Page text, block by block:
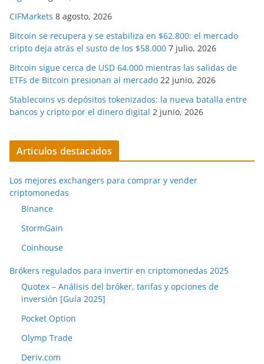
CIFMarkets 8 agosto, 2026
Bitcoin se recupera y se estabiliza en $62.800: el mercado
cripto deja atrás el susto de los $58.000 7 julio, 2026
Bitcoin sigue cerca de USD 64.000 mientras las salidas de
ETFs de Bitcoin presionan al mercado 22 junio, 2026
Stablecoins vs depósitos tokenizados: la nueva batalla entre
bancos y cripto por el dinero digital 2 junio, 2026
Articulos destacados
Los mejores exchangers para comprar y vender
criptomonedas
Binance
StormGain
Coinhouse
Brókers regulados para invertir en criptomonedas 2025
Quotex – Análisis del bróker, tarifas y opciones de
inversión [Guía 2025]
Pocket Option
Olymp Trade
Deriv.com